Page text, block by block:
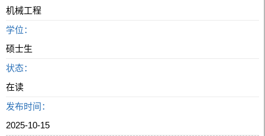
机械工程
学位：
硕士生
状态：
在读
发布时间：
2025-10-15